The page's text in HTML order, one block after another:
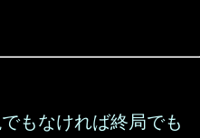
もなければ終局でも